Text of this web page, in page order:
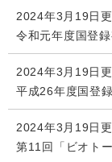
2024年3月19日
令和元年度国登
2024年3月19日
平成26年度国登
2024年3月19日
第11回「ビオト